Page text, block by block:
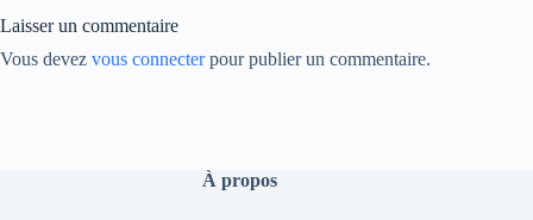
Laisser un commentaire
Vous devez vous connecterpour publier un commentaire.
À propos